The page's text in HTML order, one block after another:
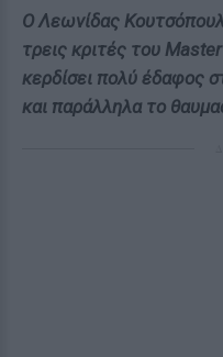
Ο Λεωνίδας
τρεις κριτές του
κερδίσει πολύ έδαφος
και παράλληλα το